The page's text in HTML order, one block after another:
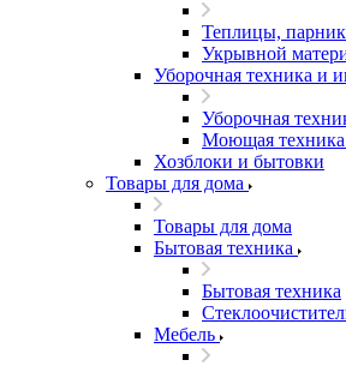
Теплицы,
Укрывной
Уборочная техника и
Уборочная
Моющая техника
Хозблоки и бытовки
Товары для дома
Товары для дома
Бытовая техника
Бытовая техника
Мебель